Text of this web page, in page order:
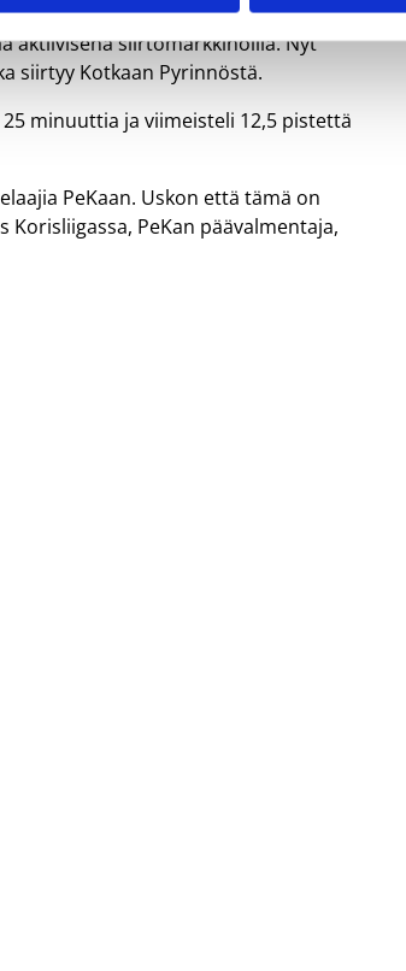
aktiivisena siirtomarkkinoilla. Nyt
siirtyy Kotkaan Pyrinnöstä.
minuuttia ja viimeisteli 12,5 pistettä
PeKaan. Uskon että tämä on
PeKan päävalmentaja,